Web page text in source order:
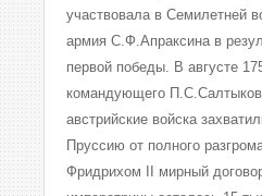
участвовала в Семилетней
армия С.Ф.Апраксина в
первой победы. В августе
командующего
австрийские войска
Пруссию от полного
Фридрихом II мирный